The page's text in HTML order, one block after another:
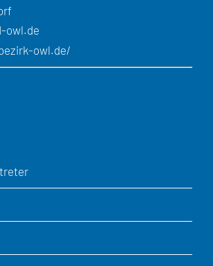
owl.de
owl.de/